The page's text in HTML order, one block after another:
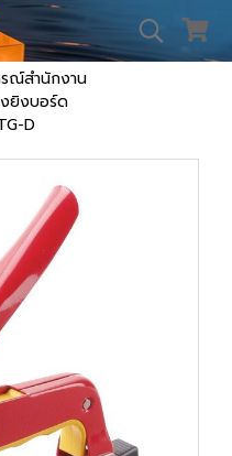
ณ์สำนักงาน
งยิงบอร์ด
D